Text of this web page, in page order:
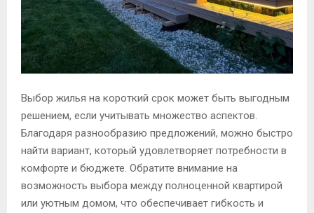
Выбор жилья на короткий срок может быть выгодным
решением, если учитывать множество аспектов.
Благодаря разнообразию предложений, можно быстро
найти вариант, который удовлетворяет потребности в
комфорте и бюджете. Обратите внимание на
возможность выбора между полноценной квартирой
или уютным домом, что обеспечивает гибкость и